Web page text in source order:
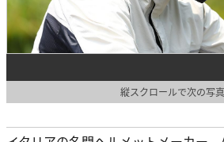
縦スクロールで次の写